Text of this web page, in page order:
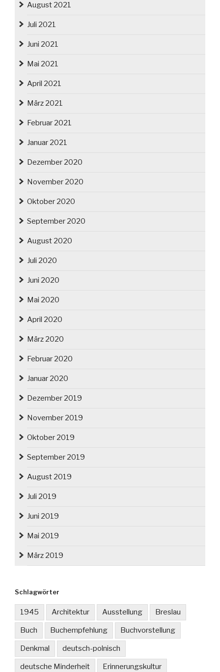
August 2021
Juli 2021
Juni 2021
Mai 2021
April 2021
März 2021
Februar 2021
Januar 2021
Dezember 2020
November 2020
Oktober 2020
September 2020
August 2020
Juli 2020
Juni 2020
Mai 2020
April 2020
März 2020
Februar 2020
Januar 2020
Dezember 2019
November 2019
Oktober 2019
September 2019
August 2019
Juli 2019
Juni 2019
Mai 2019
März 2019
Schlagwörter
1945 Architektur Ausstellung Breslau
Buch Buchempfehlung Buchvorstellung
Denkmal deutsch-polnisch
deutsche Minderheit Erinnerungskultur